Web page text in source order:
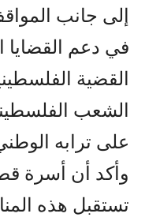
إلى جانب
في دعم القضايا
القضية
الشعب
على ترابه
وأكد أن أسرة
تستقبل هذه